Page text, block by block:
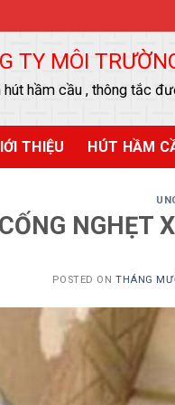
TY MÔI
hút hầm cầu , thông tắc
THIỆU HÚT HẦM
NGHẸT
POSTED ONTHÁNG